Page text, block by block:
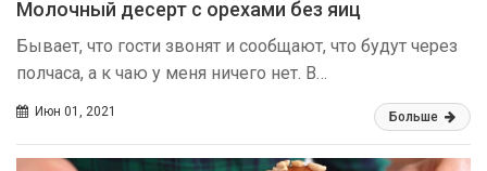
Молочный десерт с орехами без яиц
Бывает, что гости звонят и сообщают, что будут через
полчаса, а к чаю у меня ничего нет. В…
Июн 01, 2021 Больше